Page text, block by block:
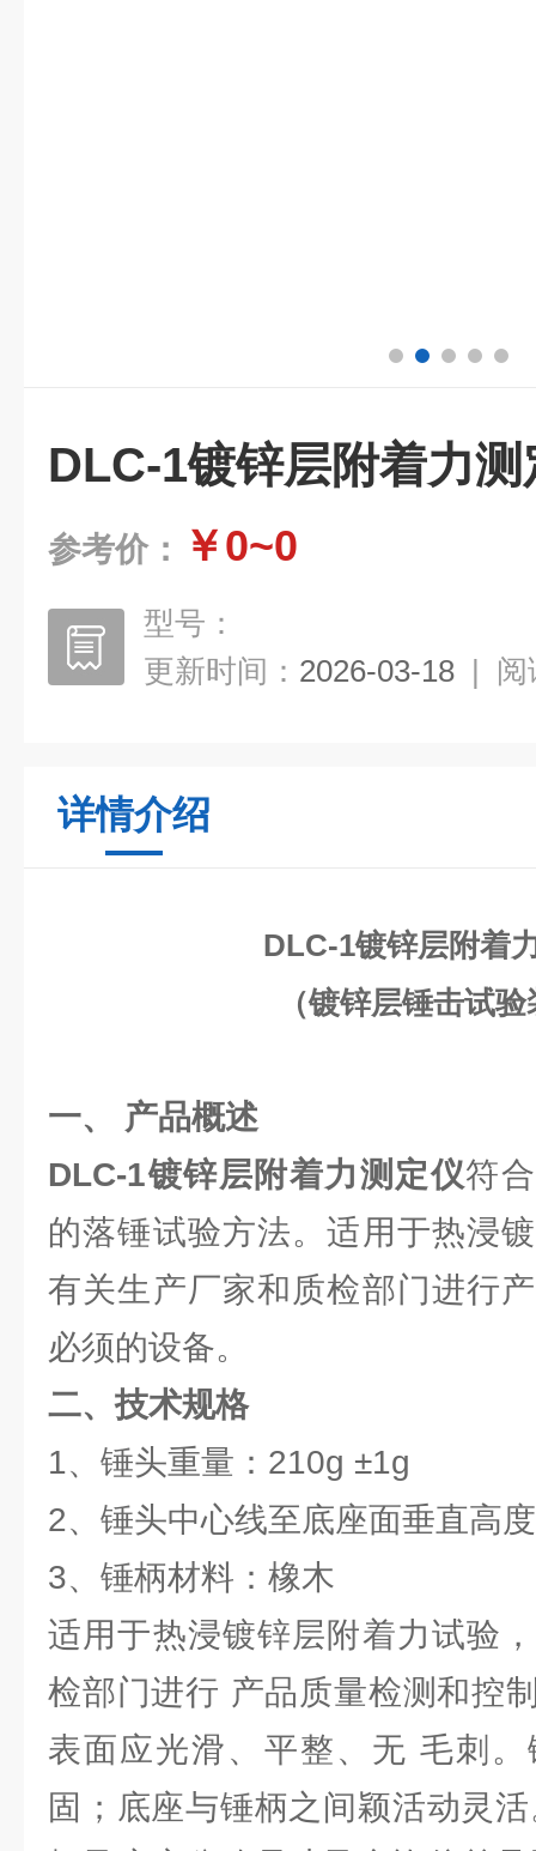
DLC-1镀锌层附着力测
参考价： ￥0~0
型号：
更新时间： 2026-03-18 | 阅
详情介绍
DLC-1镀锌层附着
（镀锌层锤击试验
一、 产品概述
DLC-1镀锌层附着力测定仪符
的落锤试验方法。适用于热浸
有关生产厂家和质检部门进行
必须的设备。
二、技术规格
1、锤头重量：210g ±1g
2、锤头中心线至底座面垂直高
3、锤柄材料：橡木
适用于热浸镀锌层附着力试验
检部门进行 产品质量检测和控
表面应光滑、平整、无 毛刺
固；底座与锤柄之间颖活动灵